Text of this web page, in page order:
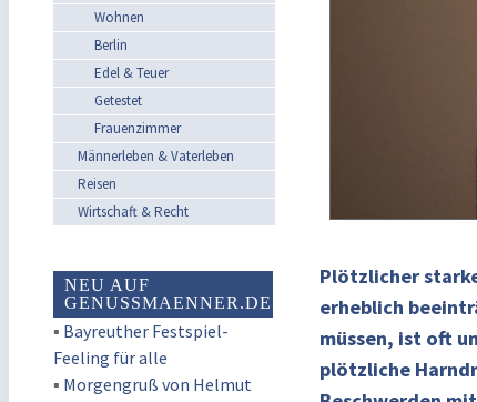
Wohnen
Berlin
Edel & Teuer
Getestet
Frauenzimmer
Männerleben & Vaterleben
Reisen
Wirtschaft & Recht
NEU AUF
GENUSSMAENNER.DE
▪ Bayreuther Festspiel-
Feeling für alle
▪ Morgengruß von Helmut
Plötzlicher
erheblich
müssen, ist oft
plötzliche